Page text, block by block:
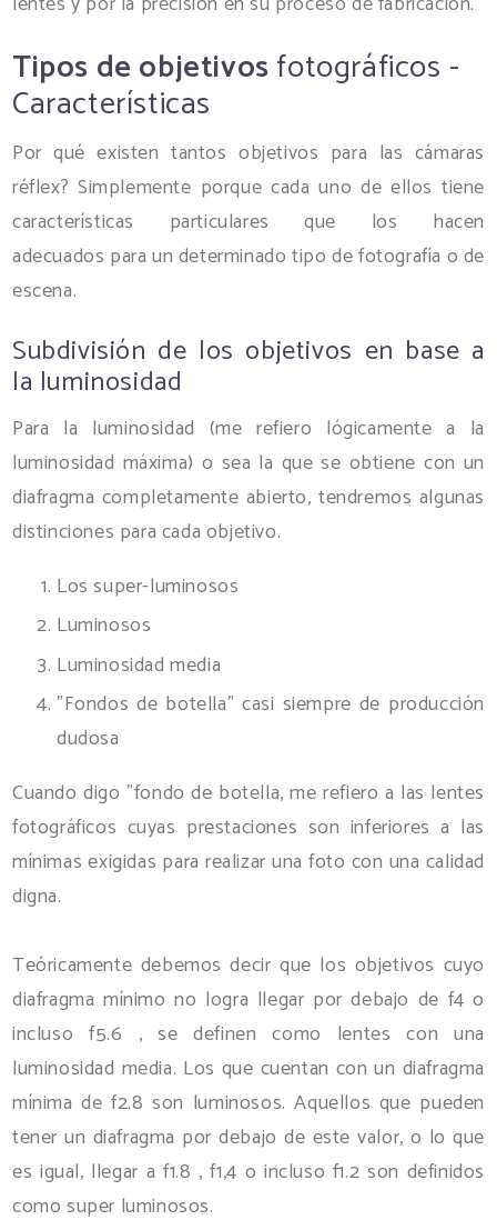
Tipos de objetivosfotográficos -
Características
Por qué existen tantos objetivos para las cámaras
réflex? Simplemente porque cada uno de ellos tiene
características particulares que los hacen
adecuados para un determinado tipo de fotografía o de
escena.
Subdivisión de los objetivos en base a
la luminosidad
Para la luminosidad (me refiero lógicamente a la
luminosidad máxima) o sea la que se obtiene con un
diafragma completamente abierto, tendremos algunas
distinciones para cada objetivo.
Los super-luminosos
Luminosos
Luminosidad media
"Fondos de botella" casi siempre de producción
dudosa
Cuando digo "fondo de botella, me refiero a las lentes
fotográficos cuyas prestaciones son inferiores a las
mínimas exigidas para realizar una foto con una calidad
digna.
Teóricamente debemos decir que los objetivos cuyo
diafragma mínimo no logra llegar por debajo de f4 o
incluso f5.6 , se definen como lentes con una
luminosidad media. Los que cuentan con un diafragma
mínima de f2.8 son luminosos. Aquellos que pueden
tener un diafragma por debajo de este valor, o lo que
es igual, llegar a f1.8 , f1,4 o incluso f1.2 son definidos
como super luminosos.